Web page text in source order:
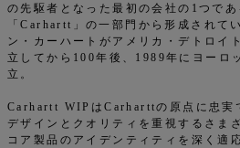
の先駆者となった最初の会社の1つで
「Carhartt」の一部門から形成されて
ン・カーハートがアメリカ・デトロイ
立してから100年後、1989年にヨーロ
立。
Carhartt WIPはCarharttの原点に忠実
デザインとクオリティを重視するさま
コア製品のアイデンティティを深く適